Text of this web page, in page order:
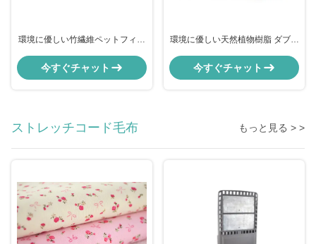
環境に優しい竹繊維ペットフィッ
ィングボウル
今すぐチャット
環境に優しい天然植物樹脂 ダブル
今すぐチャット
ストレッチコード毛布 もっと見る > >